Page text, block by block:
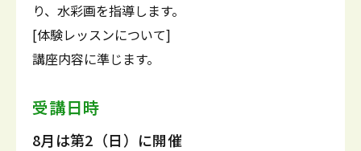
り、水彩画を指導します。
[体験レッスンについて]
講座内容に準じます。
受講日時
8月は第2（日）に開催